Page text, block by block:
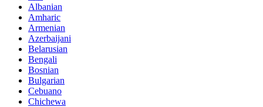
Albanian
Amharic
Armenian
Azerbaijani
Belarusian
Bengali
Bosnian
Bulgarian
Cebuano
Chichewa